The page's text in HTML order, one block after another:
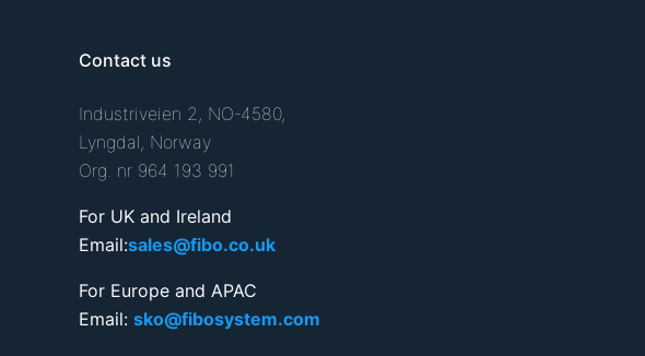
Contact us
Industriveien 2, NO-4580,
Lyngdal, Norway
Org. nr 964 193 991
For UK and Ireland
Email:sales@fibo.co.uk
For Europe and APAC
Email: sko@fibosystem.com